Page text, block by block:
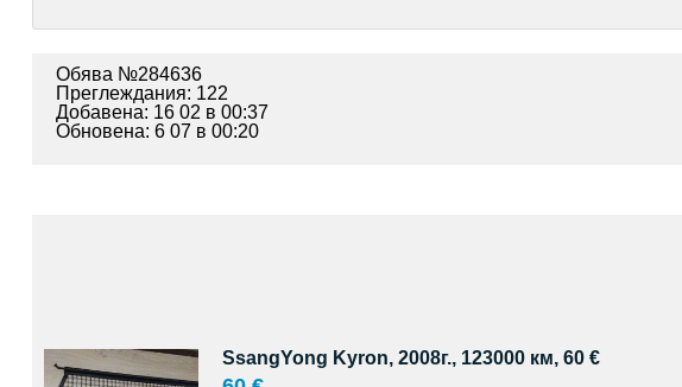
Обява №284636
Преглеждания: 122
Добавена: 16 02 в 00:37
Обновена: 6 07 в 00:20
SsangYong Kyron, 2008г., 123000 км, 60 €